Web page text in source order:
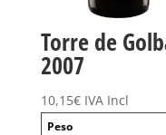
Torre de
2007
10,15€ IVA Incl
Peso